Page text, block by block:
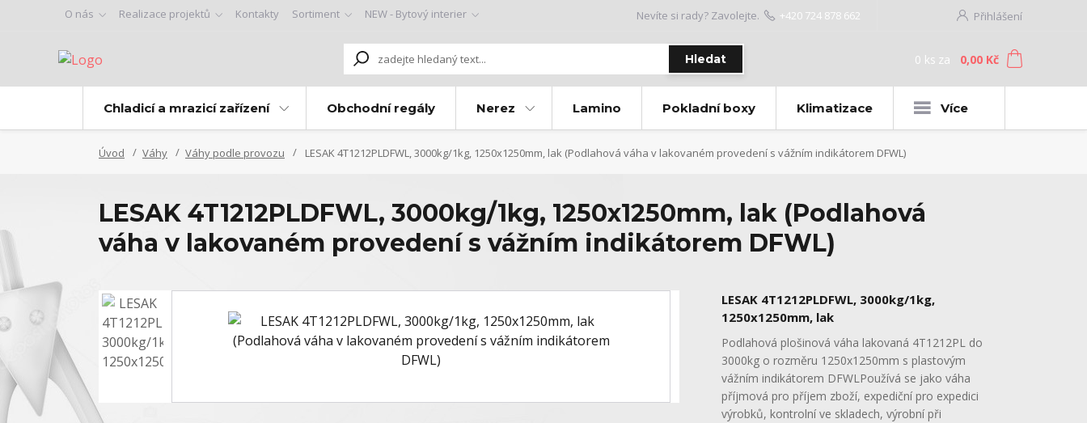
O nás Realizace projektů Kontakty Sortiment NEW - Bytový interier Přihlášení
Hledat
Nevíte si rady? Zavolejte. +420 724 878 662
0 ks za 0,00 Kč
Chladicí a mrazicí zařízení Obchodní regály Nerez Lamino Pokladní boxy Klimatizace Více
Úvod Váhy Váhy podle provozu LESAK 4T1212PLDFWL, 3000kg/1kg, 1250x1250mm, lak (Podlahová váha v lakovaném provedení s vážním indikátorem DFWL)
LESAK 4T1212PLDFWL, 3000kg/1kg, 1250x1250mm, lak (Podlahová
váha v lakovaném provedení s vážním indikátorem DFWL)
LESAK 4T1212PLDFWL, 3000kg/1kg,
1250x1250mm, lak
Podlahová plošinová váha lakovaná 4T1212PL do
3000kg o rozměru 1250x1250mm s plastovým
vážním indikátorem DFWLPoužívá se jako váha
příjmová pro příjem zboží, expediční pro expedici
výrobků, kontrolní ve skladech, výrobní při